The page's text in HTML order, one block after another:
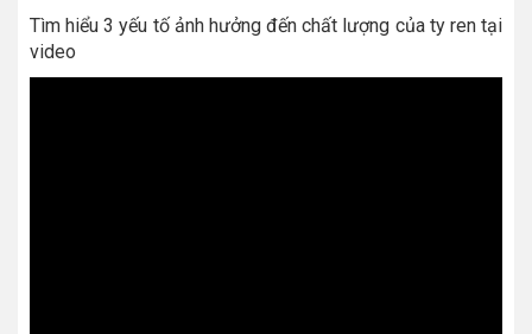
Tìm hiểu 3 yếu tố ảnh hưởng đến chất lượng của ty ren tại
video